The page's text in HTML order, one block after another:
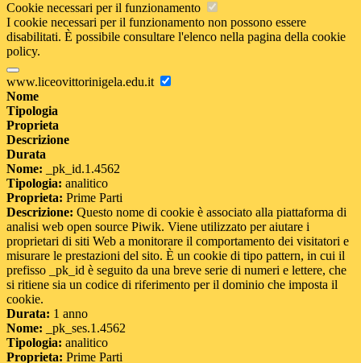
Cookie necessari per il funzionamento
I cookie necessari per il funzionamento non possono essere
disabilitati. È possibile consultare l'elenco nella pagina della cookie
policy.
www.liceovittorinigela.edu.it
Nome
Tipologia
Proprieta
Descrizione
Durata
Nome: _pk_id.1.4562
Tipologia: analitico
Proprieta: Prime Parti
Descrizione: Questo nome di cookie è associato alla piattaforma di
analisi web open source Piwik. Viene utilizzato per aiutare i
proprietari di siti Web a monitorare il comportamento dei visitatori e
misurare le prestazioni del sito. È un cookie di tipo pattern, in cui il
prefisso _pk_id è seguito da una breve serie di numeri e lettere, che
si ritiene sia un codice di riferimento per il dominio che imposta il
cookie.
Durata: 1 anno
Nome: _pk_ses.1.4562
Tipologia: analitico
Proprieta: Prime Parti